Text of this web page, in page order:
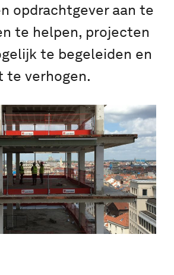
opdrachtgever aan te
te helpen, projecten
te begeleiden en
te verhogen.